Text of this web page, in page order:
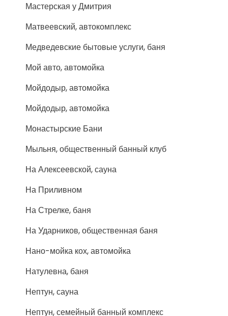
Мастерская у Дмитрия
Матвеевский, автокомплекс
Медведевские бытовые услуги, баня
Мой авто, автомойка
Мойдодыр, автомойка
Мойдодыр, автомойка
Монастырские Бани
Мыльня, общественный банный клуб
На Алексеевской, сауна
На Приливном
На Стрелке, баня
На Ударников, общественная баня
Нано-мойка кох, автомойка
Натулевна, баня
Нептун, сауна
Нептун, семейный банный комплекс